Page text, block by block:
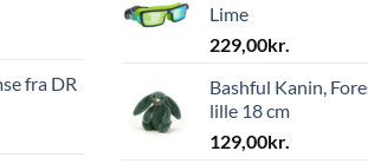
fra DR
Lime
229,00kr.
Bashful Kanin,
lille 18 cm
129,00kr.